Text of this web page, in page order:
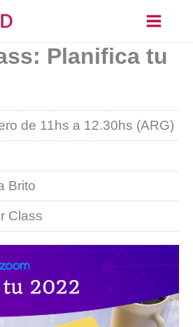
Planifica tu
de 11hs a 12.30hs (ARG)
Brito
Class